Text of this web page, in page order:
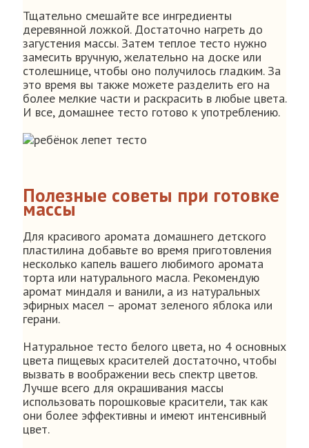
Тщательно смешайте все ингредиенты
деревянной ложкой. Достаточно нагреть до
загустения массы. Затем теплое тесто нужно
замесить вручную, желательно на доске или
столешнице, чтобы оно получилось гладким. За
это время вы также можете разделить его на
более мелкие части и раскрасить в любые цвета.
И все, домашнее тесто готово к употреблению.
Полезные советы при готовке
массы
Для красивого аромата домашнего детского
пластилина добавьте во время приготовления
несколько капель вашего любимого аромата
торта или натурального масла. Рекомендую
аромат миндаля и ванили, а из натуральных
эфирных масел – аромат зеленого яблока или
герани.
Натуральное тесто белого цвета, но 4 основных
цвета пищевых красителей достаточно, чтобы
вызвать в воображении весь спектр цветов.
Лучше всего для окрашивания массы
использовать порошковые красители, так как
они более эффективны и имеют интенсивный
цвет.